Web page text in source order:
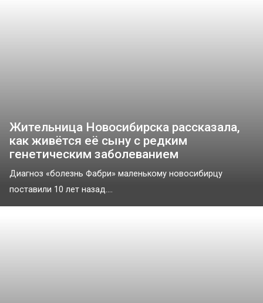
Жительница Новосибирска рассказала,
как живётся её сыну с редким
генетическим заболеванием
Диагноз «болезнь Фабри» маленькому новосибирцу
поставили 10 лет назад....